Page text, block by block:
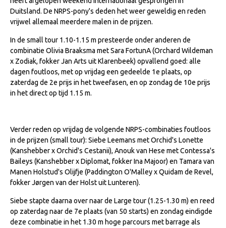
NRPS Keuringen
Regionale Keuringen
Nationale Keuring
Late Veulenkeuring
ABOP
Wereldkampioenschap Jonge Paarden
Dutch Pony Championship
Evenementen
Arabian Horse Events
Arabissimo
Veulenregistratie
Duitsland. De NRPS-pony's deden het weer geweldig en reden
vrijwel allemaal meerdere malen in de prijzen.
In de small tour 1.10-1.15 m presteerde onder anderen de
combinatie Olivia Braaksma met Sara FortunA (Orchard Wildeman
x Zodiak, fokker Jan Arts uit Klarenbeek) opvallend goed: alle
dagen foutloos, met op vrijdag een gedeelde 1e plaats, op
zaterdag de 2e prijs in het tweefasen, en op zondag de 10e prijs
in het direct op tijd 1.15 m.
Verder reden op vrijdag de volgende NRPS-combinaties foutloos
in de prijzen (small tour): Siebe Leemans met Orchid's Lonette
(Kanshebber x Orchid's Cestanii), Anouk van Hese met Contessa's
Baileys (Kanshebber x Diplomat, fokker Ina Majoor) en Tamara van
Manen Holstud's Olijfje (Paddington O'Malley x Quidam de Revel,
fokker Jørgen van der Holst uit Lunteren).
Siebe stapte daarna over naar de Large tour (1.25-1.30 m) en reed
op zaterdag naar de 7e plaats (van 50 starts) en zondag eindigde
deze combinatie in het 1.30 m hoge parcours met barrage als